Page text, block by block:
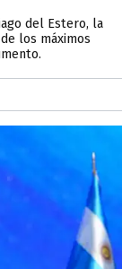
del Estero, la
los máximos